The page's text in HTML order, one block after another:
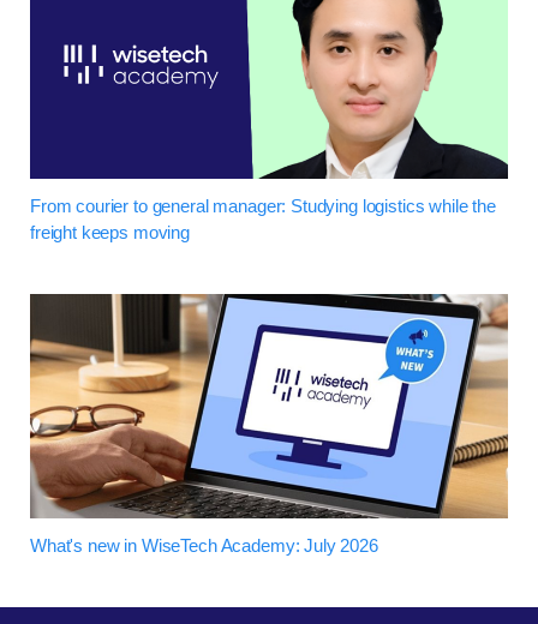
From courier to general manager: Studying logistics while the
freight keeps moving
What's new in WiseTech Academy: July 2026